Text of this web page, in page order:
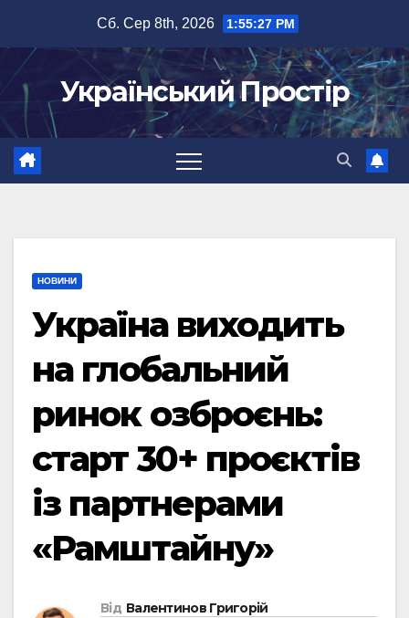
вмісту
Сб. Сер 8th, 2026 1:55:28 PM
Український Простір
НОВИНИ
Україна виходить
на глобальний
ринок озброєнь:
старт 30+ проєктів
із партнерами
«Рамштайну»
Від Валентинов Григорій